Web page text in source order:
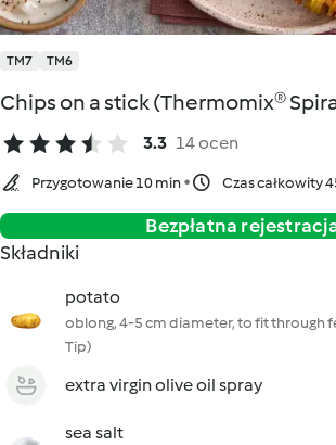
TM7 TM6
Chips on a stick (Thermomix®
3.3 14 ocen
Przygotowanie 10 min Czas całkowity
Bezpłatna
Składniki
potato
oblong, 4-5 cm diameter, to fit through
Tip)
extra virgin olive oil spray
sea salt